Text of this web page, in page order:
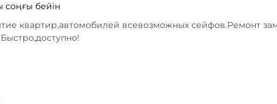
соңғы бейін
квартир,автомобилей всевозможных сейфов.Ремонт